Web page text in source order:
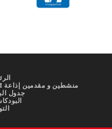
منشطين و مقدمين إذاعة MFM
جدول